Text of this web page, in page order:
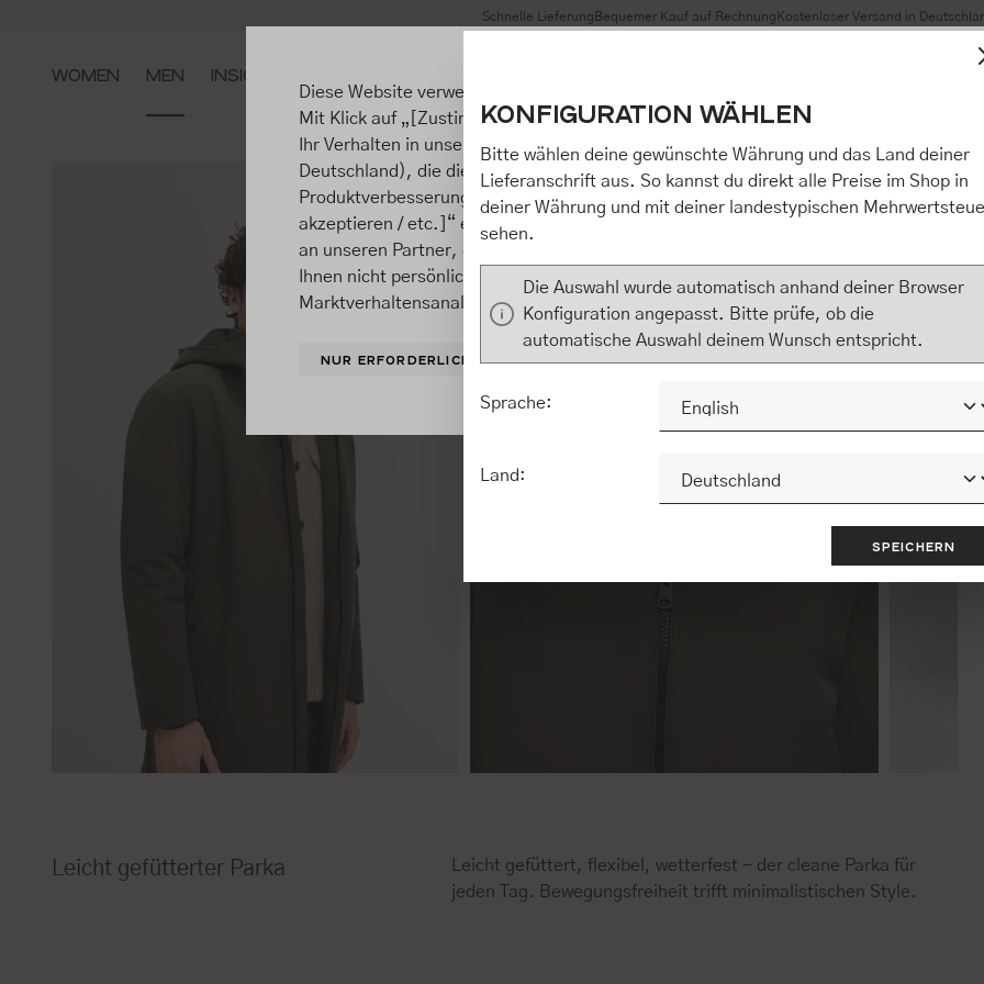
Zur Hauptnavigation springen Schnelle Lieferung Bequemer Kauf auf Rechnung Kostenloser Versand in
WOMEN MEN INSIGHTS
Leicht gefütterter Parka
Leicht gefüttert, flexibel, wetterfest - der cleane Parka für
jeden Tag. Bewegungsfreiheit trifft minimalistischen Style.
Diese Website verwendet Cookies, um eine bestmögliche Erfahrung bieten zu können.
Mit Klick auf „[Zustimmen / Alles akzeptieren / etc.]“ erteilen Sie Ihre Einwilligung
Ihr Verhalten in unserem Shop an unseren Partner, die shopware AG (Ebbinghoff 10,
Deutschland), die diese Daten Ihnen nicht persönlich zuordnen kann, sie aber zu
Produktverbesserungen, Marktverhaltensanalysen) verarbeiten darf. Mit Klick auf
akzeptieren / etc.]“ erteilen Sie Ihre Einwilligung auch in die Weitergabe über Ihr
an unseren Partner, die shopware AG (Ebbinghoff 10, 48624 Schöppingen,
Ihnen nicht persönlich zuordnen kann, sie aber zu eigenen Zwecken (z.B.
Marktverhaltensanalysen) verarbeiten darf.
NUR ERFORDERLICHE KONFIGURIEREN ALLE COOKIES
KONFIGURATION WÄHLEN
Bitte wählen deine gewünschte Währung und das Land deiner
Lieferanschrift aus. So kannst du direkt alle Preise im Shop in
deiner Währung und mit deiner landestypischen
sehen.
Die Auswahl wurde automatisch anhand deiner Browser
Konfiguration angepasst. Bitte prüfe, ob die
automatische Auswahl deinem Wunsch entspricht.
Sprache:
Land:
SPEICHERN